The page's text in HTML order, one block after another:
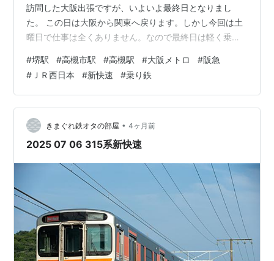
訪問した大阪出張ですが、いよいよ最終日となりまし
た。 この日は大阪から関東へ戻ります。しかし今回は土
曜日で仕事は全くありません。なので最終日は軽く乗り
coedowalk.hatenablog.com ホテルの窓から見た堺市内
です。天気は微妙ですね。降らなきゃいいけど。 定宿を
出発します。このアパホテルは初めてでした。ちなみに
今年５泊目です。今年も会員ステータスは維持できそ
う。 この後は南海堺駅から天下茶屋駅まで南海本線で移
動。そこから大阪メ…
#堺駅 #高槻市駅 #高槻駅 #大阪メトロ #阪急
# ＪＲ西日本 #新快速 #乗り鉄
きまぐれ鉄オタの部屋 • 4ヶ月前
2025 07 06 315系新快速